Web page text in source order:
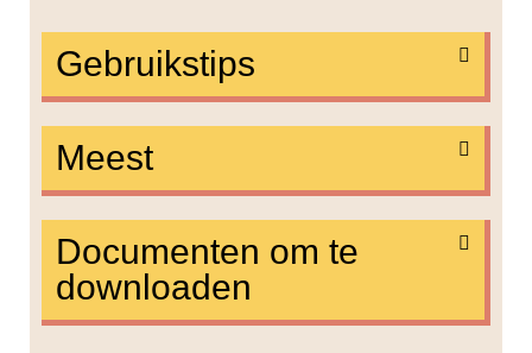
Gebruikstips
Meest
Documenten om te
downloaden